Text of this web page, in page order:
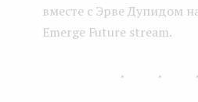
вместе с Эрве Дупидом
Emerge Future stream.